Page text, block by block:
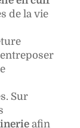
de la vie
Sur
afin